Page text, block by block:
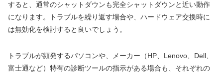
すると、通常のシャットダウンも完全シャットダウンと近い動作
になります。トラブルを繰り返す場合や、ハードウェア交換時に
は無効化を検討すると良いでしょう。
トラブルが頻発するパソコンや、メーカー（HP、Lenovo、Dell、
富士通など）特有の診断ツールの指示がある場合も、それぞれの